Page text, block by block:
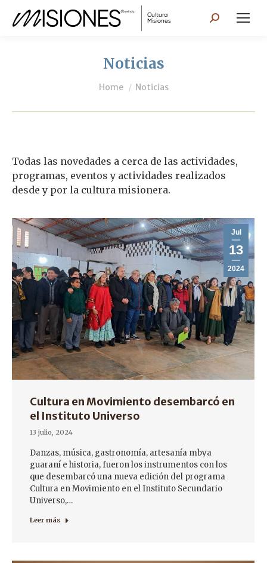
Search:
Noticias
You are here:
Home Noticias
Todas las novedades a cerca de las actividades,
programas, eventos y actividades realizados
desde y por la cultura misionera.
Jul
13
2024
Cultura en Movimiento desembarcó en
el Instituto Universo
13 julio, 2024
Danzas, música, gastronomía, artesanía mbya
guaraní e historia, fueron los instrumentos con los
que desembarcó una nueva edición del programa
Cultura en Movimiento en el Instituto Secundario
Universo,…
Leer más